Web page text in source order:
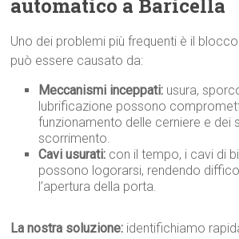
automatico a Baricella
Uno dei problemi più frequenti è il
può essere causato da:
Meccanismi inceppati: usura,
lubrificazione possono
funzionamento delle cerniere e dei
scorrimento.
Cavi usurati: con il tempo, i cavi di
possono logorarsi, rendendo
l’apertura della porta.
La nostra soluzione: identifichiamo